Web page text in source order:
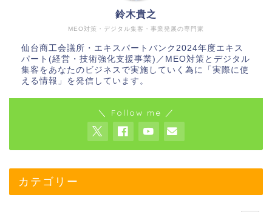
MEO対策・デジタル集客・事業発展の専門家
鈴木貴之
仙台商工会議所・エキスパートバンク2024年度エキス
パート(経営・技術強化支援事業)／MEO対策とデジタル
集客をあなたのビジネスで実施していく為に「実際に使
える情報」を発信しています。
＼ Follow me ／
カテゴリー